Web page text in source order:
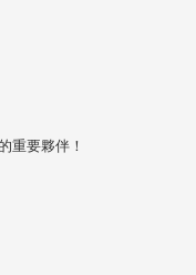
重要夥伴！